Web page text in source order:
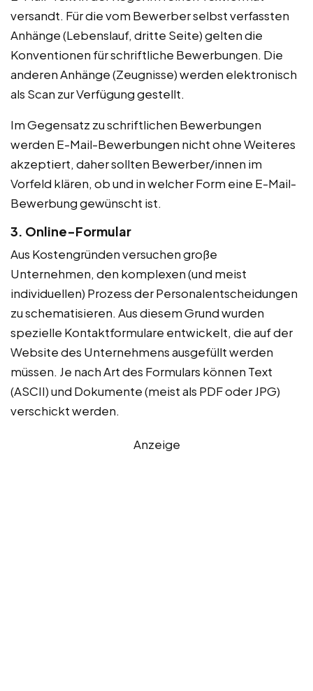
versandt. Für die vom Bewerber selbst verfassten
Anhänge (Lebenslauf, dritte Seite) gelten die
Konventionen für schriftliche Bewerbungen. Die
anderen Anhänge (Zeugnisse) werden elektronisch
als Scan zur Verfügung gestellt.
Im Gegensatz zu schriftlichen Bewerbungen
werden E-Mail-Bewerbungen nicht ohne Weiteres
akzeptiert, daher sollten Bewerber/innen im
Vorfeld klären, ob und in welcher Form eine E-Mail-
Bewerbung gewünscht ist.
3. Online-Formular
Aus Kostengründen versuchen große
Unternehmen, den komplexen (und meist
individuellen) Prozess der Personalentscheidungen
zu schematisieren. Aus diesem Grund wurden
spezielle Kontaktformulare entwickelt, die auf der
Website des Unternehmens ausgefüllt werden
müssen. Je nach Art des Formulars können Text
(ASCII) und Dokumente (meist als PDF oder JPG)
verschickt werden.
Anzeige